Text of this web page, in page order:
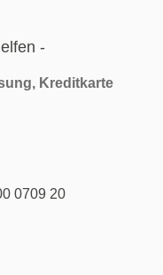
Kreditkarte
0709 20